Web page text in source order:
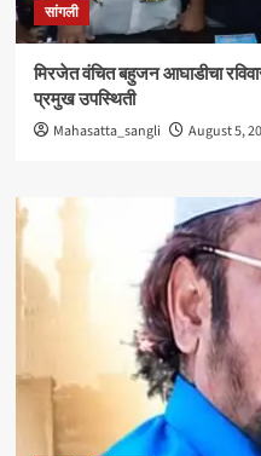
सांगली
मिरजेत वंचित बहुजन आघाडीचा
प्रमुख उपस्थिती
Mahasatta_sangli August 5,